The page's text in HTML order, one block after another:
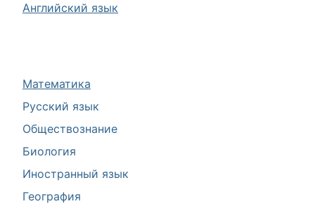
Математика
Русский язык
Обществознание
Биология
Иностранный язык
География
Английский язык